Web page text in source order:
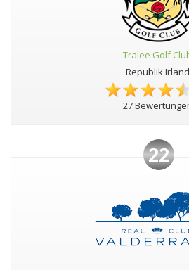
Tralee Golf
Republik Irland
27
22